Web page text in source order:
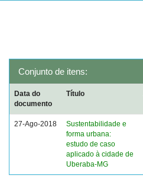
Conjunto de itens:
Data do
documento
Título
27-Ago-2018
Sustentabilidade e
forma urbana:
estudo de caso
aplicado à cidade de
Uberaba-MG